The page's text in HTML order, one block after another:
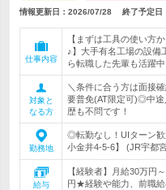
情報更新日：2026/07/28 終了予定日
仕事内容
【まずは工具の使い方
♪】大手有名工場の設
ら転職した先輩も活躍中
対象と
なる方
＼条件に合う方は面
要普免(AT限定可)◎中
歴も不問です！
勤務地
◎転勤なし！UIターン
小金井4-5-6】 (JR宇都
給与
【経験者】月給30万円
円★経験や能力、前職